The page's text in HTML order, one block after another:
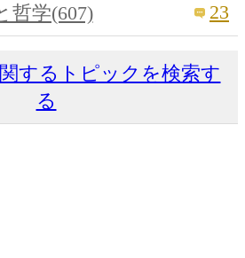
哲学(607) 23
関するトピックを検索す
る